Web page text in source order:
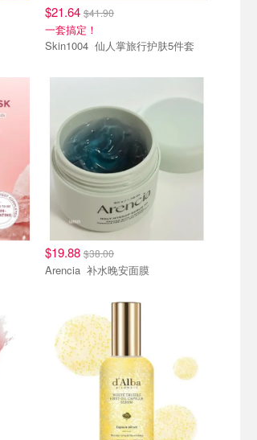
$21.64 $41.90
一套搞定！
Skin1004 仙人掌旅行护肤5件套
$19.88 $38.00
Arencia 补水晚安面膜